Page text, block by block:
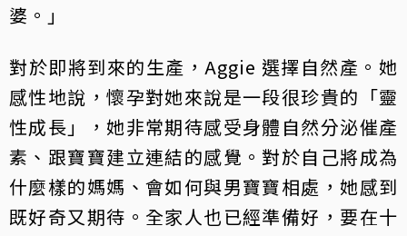
婆。」
對於即將到來的生產，Aggie 選擇自然產。她
感性地說，懷孕對她來說是一段很珍貴的「靈
性成長」，她非常期待感受身體自然分泌催產
素、跟寶寶建立連結的感覺。對於自己將成為
什麼樣的媽媽、會如何與男寶寶相處，她感到
既好奇又期待。全家人也已經準備好，要在十